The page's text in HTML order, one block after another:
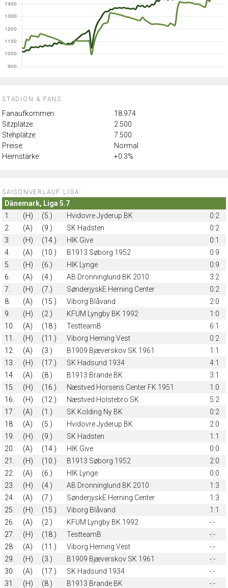
STADION & FANS:
Fanaufkommen:
18.974
Sitzplätze:
2.500
Stehplätze:
7.500
Preise:
Normal
Heimstärke:
+0.3%
SAISONVERLAUF LIGA:
Dänemark, Liga 5.7
1.
(H) (5.) Hvidovre Jyderup BK
0:2
2.
(A) (9.) SK Hadsten
0:2
3.
(H) (14.) HIK Give
0:1
4.
(A) (10.) B1913 Søborg 1952
0:9
5.
(H) (6.) HIK Lynge
0:9
6.
(A) (4.) AB Dronninglund BK 2010
3:2
7.
(H) (7.) SønderjyskE Herning Center
0:2
8.
(A) (15.) Viborg Blåvand
2:0
9.
(H) (2.) KFUM Lyngby BK 1992
1:0
10.
(A) (18.) TestteamB
6:1
11.
(H) (11.) Viborg Herning Vest
0:2
12.
(A) (3.) B1909 Bjæverskov SK 1961
1:1
13.
(H) (17.) SK Hadsund 1934
4:1
14.
(A) (8.) B1913 Brande BK
3:1
15.
(H) (16.) Næstved Horsens Center FK 1951
1:0
16.
(H) (12.) Næstved Holstebro SK
5:2
17.
(A) (1.) SK Kolding Ny BK
0:2
18.
(A) (5.) Hvidovre Jyderup BK
2:0
19.
(H) (9.) SK Hadsten
1:1
20.
(A) (14.) HIK Give
0:0
21.
(H) (10.) B1913 Søborg 1952
2:0
22.
(A) (6.) HIK Lynge
0:0
23.
(H) (4.) AB Dronninglund BK 2010
1:3
24.
(A) (7.) SønderjyskE Herning Center
1:3
25.
(H) (15.) Viborg Blåvand
1:1
26.
(A) (2.) KFUM Lyngby BK 1992
-:-
27.
(H) (18.) TestteamB
-:-
28.
(A) (11.) Viborg Herning Vest
-:-
29.
(H) (3.) B1909 Bjæverskov SK 1961
-:-
30.
(A) (17.) SK Hadsund 1934
-:-
31.
(H) (8.) B1913 Brande BK
-:-